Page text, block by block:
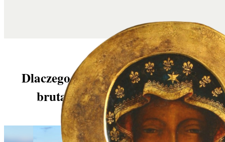
Dlaczego media traktują łagodnie
brutalnych eko-aktywistów?